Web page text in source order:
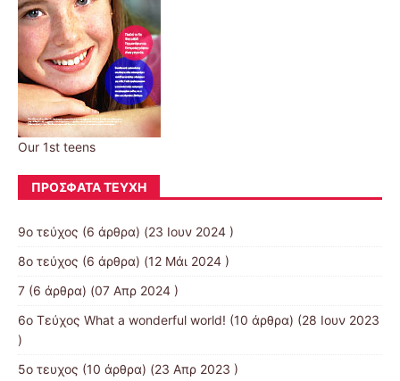
Our 1st teens
ΠΡΌΣΦΑΤΑ ΤΕΎΧΗ
9ο τεύχος (6 άρθρα) (23 Ιουν 2024 )
8ο τεύχος (6 άρθρα) (12 Μάι 2024 )
7 (6 άρθρα) (07 Απρ 2024 )
6ο Τεύχος What a wonderful world! (10 άρθρα) (28 Ιουν 2023
)
5ο τευχος (10 άρθρα) (23 Απρ 2023 )